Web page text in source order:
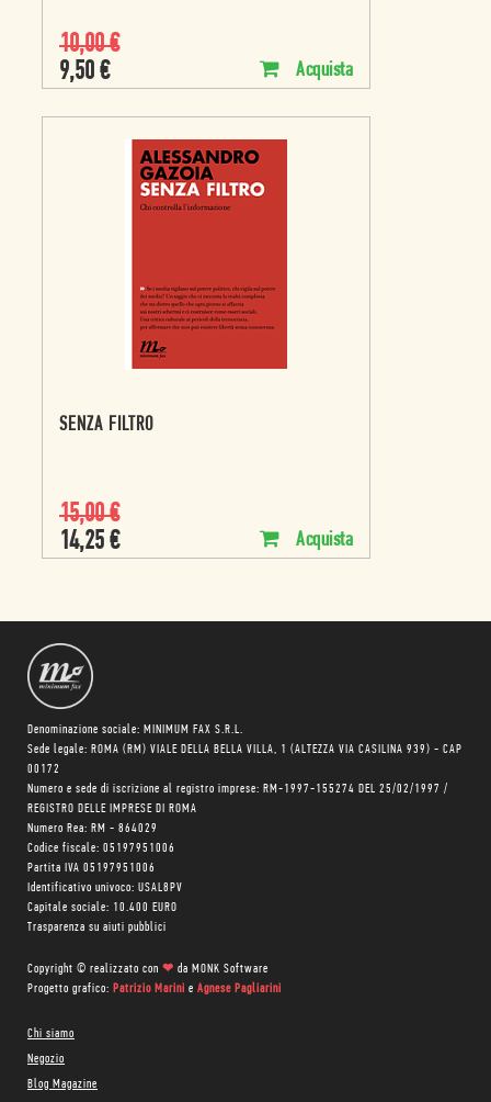
10,00€
9,50 € Acquista
SENZA FILTRO
15,00€
14,25 € Acquista
Denominazione sociale: MINIMUM FAX S.R.L.
Sede legale: ROMA (RM) VIALE DELLA BELLA VILLA, 1 (ALTEZZA VIA CASILINA 939) - CAP
00172
Numero e sede di iscrizione al registro imprese: RM-1997-155274 DEL 25/02/1997 /
REGISTRO DELLE IMPRESE DI ROMA
Numero Rea: RM - 864029
Codice fiscale: 05197951006
Partita IVA 05197951006
Identificativo univoco: USAL8PV
Capitale sociale: 10.400 EURO
Trasparenza su aiuti pubblici
Copyright © realizzato con ❤ da MONK Software
Progetto grafico: Patrizio Marini e Agnese Pagliarini
Chi siamo
Negozio
Blog Magazine